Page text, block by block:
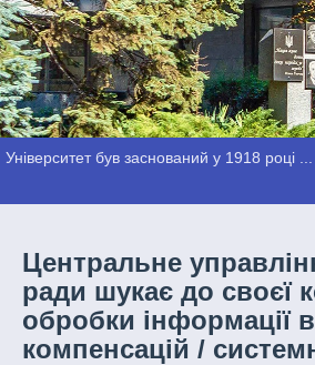
Університет був заснований у 1918 році ...
Центральне
ради шукає до своєї
обробки інформації
компенсацій /